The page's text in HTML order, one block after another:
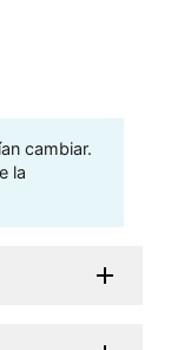
cambiar.
la